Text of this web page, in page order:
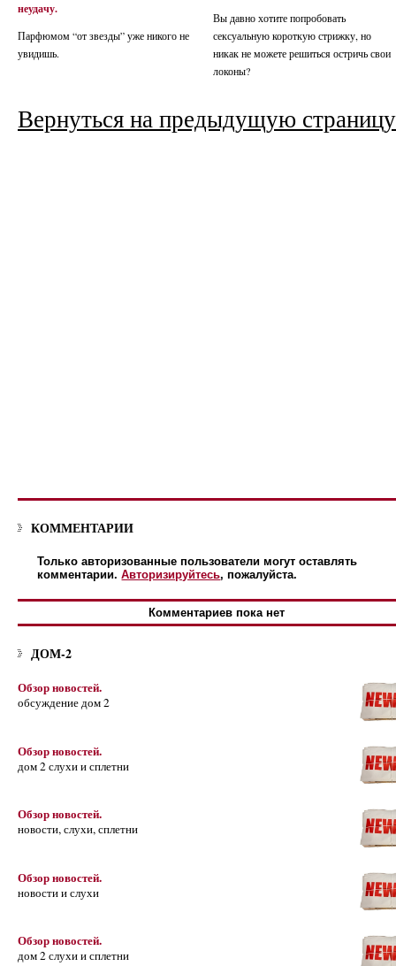
неудачу.
Парфюмом “от звезды” уже никого не
увидишь.
Вы давно хотите попробовать
сексуальную короткую стрижку, но
никак не можете решиться остричь свои
локоны?
Вернуться на предыдущую страницу
КОММЕНТАРИИ
Только авторизованные пользователи могут оставлять
комментарии.Авторизируйтесь, пожалуйста.
Комментариев пока нет
ДОМ-2
Обзор новостей.
обсуждение дом 2
Обзор новостей.
дом 2 слухи и сплетни
Обзор новостей.
новости, слухи, сплетни
Обзор новостей.
новости и слухи
Обзор новостей.
дом 2 слухи и сплетни